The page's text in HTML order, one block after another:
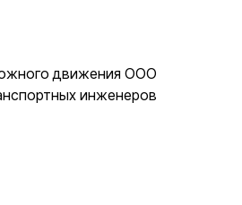
движения ООО
инженеров